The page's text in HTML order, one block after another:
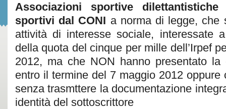
Associazioni sportive
sportivi dal CONI a norma di legge, che
attività di interesse sociale, interessate
della quota del cinque per mille dell’Irpef
2012, ma che NON hanno presentato la
entro il termine del 7 maggio 2012 oppure
senza trasmttere la documentazione
identità del sottoscrittore